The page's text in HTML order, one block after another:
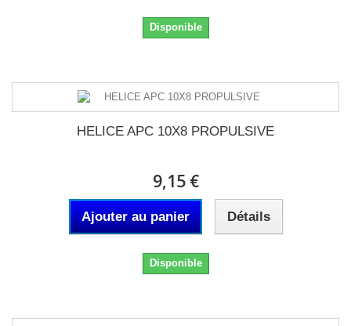
Disponible
HELICE APC 10X8 PROPULSIVE
9,15 €
Ajouter au panier Détails
Disponible